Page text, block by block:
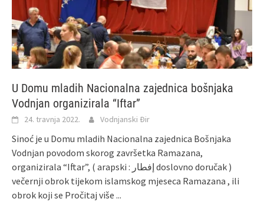
U Domu mladih Nacionalna zajednica bošnjaka
Vodnjan organizirala “Iftar”
24. travnja 2022. Vodnjanski Đir
Sinoć je u Domu mladih Nacionalna zajednica Bošnjaka
Vodnjan povodom skorog završetka Ramazana,
organizirala “Iftar”, ( arapski : إفطار doslovno doručak )
večernji obrok tijekom islamskog mjeseca Ramazana , ili
obrok koji se Pročitaj više ...